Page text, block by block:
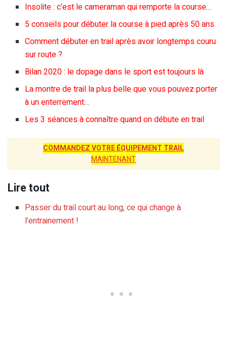
Insolite : c’est le cameraman qui remporte la course…
5 conseils pour débuter la course à pied après 50 ans
Comment débuter en trail après avoir longtemps couru
sur route ?
Bilan 2020 : le dopage dans le sport est toujours là
La montre de trail la plus belle que vous pouvez porter
à un enterrement…
Les 3 séances à connaître quand on débute en trail
COMMANDEZ VOTRE ÉQUIPEMENT TRAIL
MAINTENANT
Lire tout
Passer du trail court au long, ce qui change à
l’entrainement !